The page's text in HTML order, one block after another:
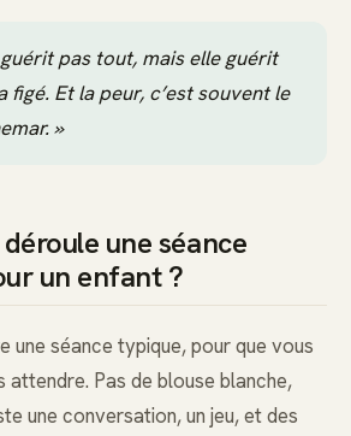
guérit pas tout, mais elle guérit
figé. Et la peur, c’est souvent le
»
une séance
un enfant ?
une séance typique, pour que vous
attendre. Pas de blouse blanche,
une conversation, un jeu, et des